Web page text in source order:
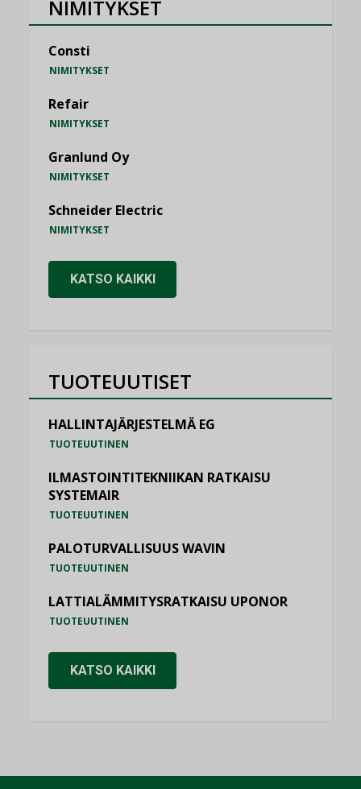
NIMITYKSET
Consti
NIMITYKSET
Refair
NIMITYKSET
Granlund Oy
NIMITYKSET
Schneider Electric
NIMITYKSET
KATSO KAIKKI
TUOTEUUTISET
HALLINTAJÄRJESTELMÄ EG
TUOTEUUTINEN
ILMASTOINTITEKNIIKAN RATKAISU
SYSTEMAIR
TUOTEUUTINEN
PALOTURVALLISUUS WAVIN
TUOTEUUTINEN
LATTIALÄMMITYSRATKAISU UPONOR
TUOTEUUTINEN
KATSO KAIKKI